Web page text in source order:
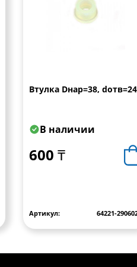
Втулка Dнар=38, dотв=24
В наличии
600 ₸
Артикул: 64221-